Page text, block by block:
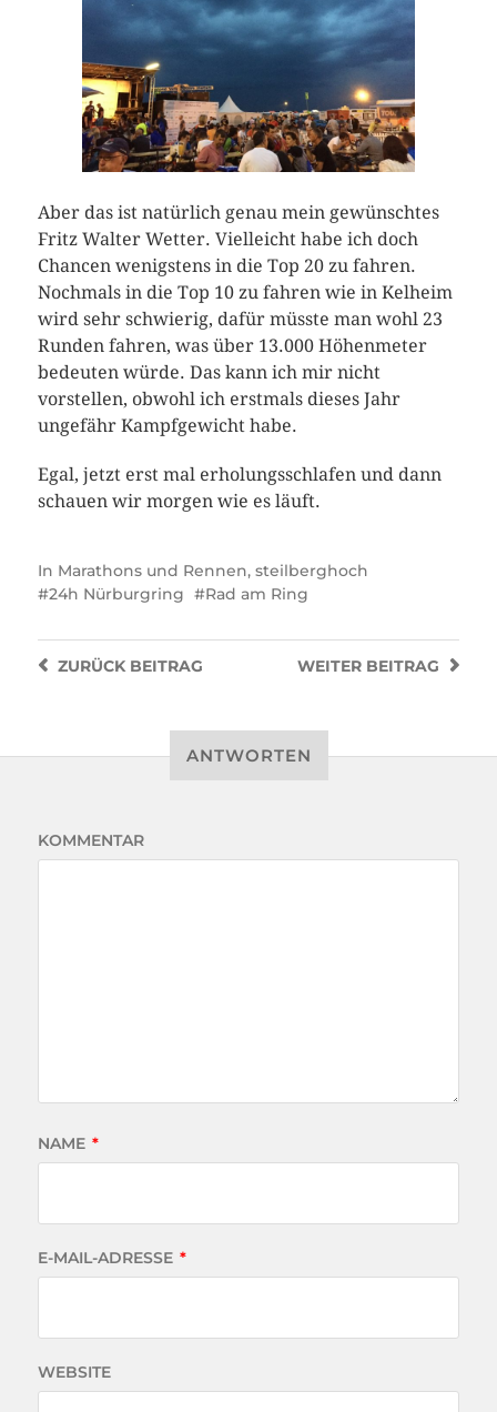
Aber das ist natürlich genau mein gewünschtes
Fritz Walter Wetter. Vielleicht habe ich doch
Chancen wenigstens in die Top 20 zu fahren.
Nochmals in die Top 10 zu fahren wie in Kelheim
wird sehr schwierig, dafür müsste man wohl 23
Runden fahren, was über 13.000 Höhenmeter
bedeuten würde. Das kann ich mir nicht
vorstellen, obwohl ich erstmals dieses Jahr
ungefähr Kampfgewicht habe.
Egal, jetzt erst mal erholungsschlafen und dann
schauen wir morgen wie es läuft.
In Marathons und Rennen, steilberghoch
24h Nürburgring
Rad am Ring
WEITER BEITRAG
ZURÜCKBEITRAG
ANTWORTEN
KOMMENTAR
NAME *
E-MAIL-ADRESSE *
WEBSITE